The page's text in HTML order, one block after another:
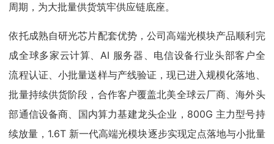
周期，为大批量供货筑牢供应链底座。
依托成熟自研光芯片配套优势，公司高端光模块产品顺利完
成全球多家云计算、AI 服务器、电信设备行业头部客户全
流程认证、小批量送样与产线验证，现已进入规模化落地、
批量持续供货阶段，合作客户覆盖北美全球云厂商、海外头
部通信设备商、国内算力基建龙头企业，800G 主力型号持
续放量，1.6T 新一代高端光模块逐步实现定点落地与小批量